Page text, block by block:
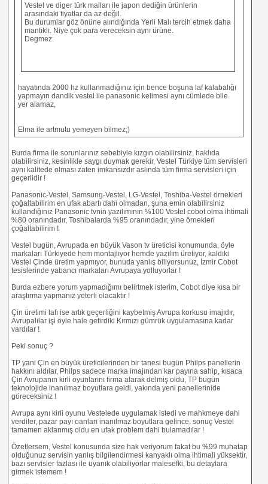
Vestel ve diger türk malları ile japon dediğin ürünlerin
arasındaki fiyatlar da az değil.
Bu durumlar göz önüne alındığında Yerli Malı tercih etmek daha
mantıklı. Niye çok para vereceksin aynı ürüne.
Degmez.
hayatında 2000 hz kullanmadığınız için bence boşuna laf kalabalığı
yapmayın dandik vestel ile panasonic kelimesi aynı cümlede bile
yer alamaz,
Elma ile artmutu yemeyen bilmez;)
Burda firma ile sorunlarınız sebebiyle kızgın olabilirsiniz, haklıda
olabilirsiniz, kesinlikle saygı duymak gerekir, Vestel Türkiye tüm servisleri
aynı kalitede olması zaten imkansızdır aslında tüm firma servisleri için
geçerlidir !
Panasonic-Vestel, Samsung-Vestel, LG-Vestel, Toshiba-Vestel örnekleri
çoğaltabilirim en ufak abartı dahi olmadan, şuna emin olabilirsiniz
kullandığınız Panasonic tvnin yazılımının %100 Vestel cobot olma ihtimali
%80 oranındadır, Toshibalarda %95 oranındadır, yine örnekleri
çoğaltabilirim !
Vestel bugün, Avrupada en büyük Vason tv üreticisi konumunda, öyle
markaları Türkiyede hem montajlıyor hemde yazılım üretiyor, kaldıki
Vestel Çinde üretim yapmıyor, bunuda yanlış biliyorsunuz, İzmir Cobot
tesislerinde yabancı markaları Avrupaya yolluyorlar !
Burda ezbere yorum yapmadığımı belirtmek isterim, Cobot diye kısa bir
araştırma yapmanız yeterli olacaktır !
Çin üretimi lafı ise artık geçerliğini kaybetmiş Avrupa korkusu imajıdır,
Avrupalılar işi öyle hale getirdiki Kırmızı gümrük uygulamasına kadar
vardılar !
Peki sonuç ?
TP yani Çin en büyük üreticilerinden bir tanesi bugün Philps panellerin
hakkını aldılar, Philps sadece marka imajından kar payına sahip, kısaca
Çin Avrupanın kirli oyunlarını firma alarak delmiş oldu, TP bugün
teknolojide inanılmaz boyutlara geldi, yakında yeni panellerinide
göreceksiniz !
Avrupa aynı kirli oyunu Vestelede uygulamak istedi ve mahkmeye dahi
verdiler, pazar payı oanları inanılmaz boyutlara gelince, sonuç Vestel
tamamen aklanmış oldu en ufak problem dahi bulamadılar !
Özetlersem, Vestel konusunda size hak veriyorum fakat bu %99 muhatap
olduğunuz servisin yanlış bilgilendirmesi kanyaklı olma ihtimali yüksektir,
bazı servisler fazlası ile uyanık olabiliyorlar malesefki, bu detaylara
girmek istemem !